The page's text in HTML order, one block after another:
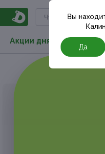
Акции дня Товары
Вы
Да
АКЦИЯ, КОТОРУЮ
К сожалению,